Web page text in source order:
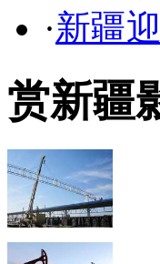
·新疆
赏新疆